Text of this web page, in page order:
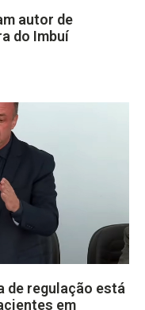
autor de
do Imbuí
de regulação está
em